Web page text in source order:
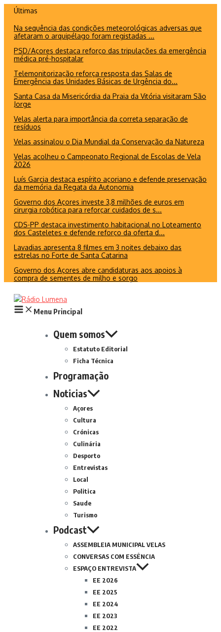
conteúdo
Últimas
Na sequência das condições meteorológicas adversas que
afetaram o arquipélago foram registadas ...
PSD/Açores destaca reforço das tripulações da emergência
médica pré-hospitalar
Telemonitorização reforça resposta das Salas de
Emergência das Unidades Básicas de Urgência do...
Santa Casa da Misericórdia da Praia da Vitória visitaram São
Jorge
Velas alerta para importância da correta separação de
resíduos
Velas assinalou o Dia Mundial da Conservação da Natureza
Velas acolheu o Campeonato Regional de Escolas de Vela
2026
Luís Garcia destaca espírito açoriano e defende preservação
da memória da Regata da Autonomia
Governo dos Açores investe 3,8 milhões de euros em
cirurgia robótica para reforçar cuidados de s...
CDS-PP destaca investimento habitacional no Loteamento
dos Casteletes e defende reforço da oferta d...
Lavadias apresenta 8 filmes em 3 noites debaixo das
estrelas no Forte de Santa Catarina
Governo dos Açores abre candidaturas aos apoios à
compra de sementes de milho e sorgo
Menu Principal
Quem somos
Estatuto Editorial
Ficha Técnica
Programação
Noticias
Açores
Cultura
Crónicas
Culinária
Desporto
Entrevistas
Local
Politica
Saude
Turismo
Podcast
ASSEMBLEIA MUNICIPAL VELAS
CONVERSAS COM ESSÊNCIA
ESPAÇO ENTREVISTA
EE 2026
EE 2025
EE 2024
EE 2023
EE 2022